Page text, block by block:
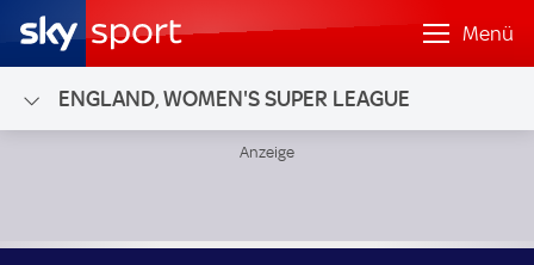
Menü
ENGLAND, WOMEN'S SUPER LEAGUE